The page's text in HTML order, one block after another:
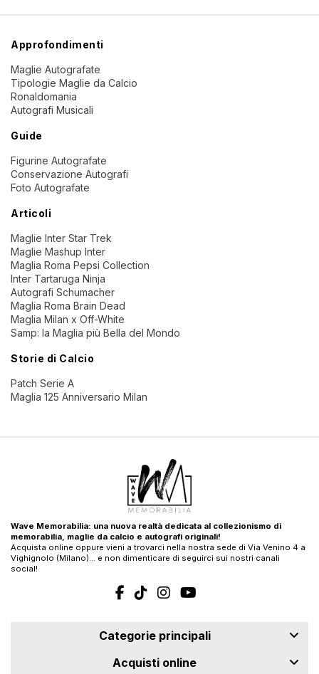
Approfondimenti
Maglie Autografate
Tipologie Maglie da Calcio
Ronaldomania
Autografi Musicali
Guide
Figurine Autografate
Conservazione Autografi
Foto Autografate
Articoli
Maglie Inter Star Trek
Maglie Mashup Inter
Maglia Roma Pepsi Collection
Inter Tartaruga Ninja
Autografi Schumacher
Maglia Roma Brain Dead
Maglia Milan x Off-White
Samp: la Maglia più Bella del Mondo
Storie di Calcio
Patch Serie A
Maglia 125 Anniversario Milan
Wave Memorabilia: una nuova realtà dedicata al collezionismo di
memorabilia, maglie da calcio e autografi originali!
Acquista online oppure vieni a trovarci nella nostra sede di Via Venino 4 a
Vighignolo (Milano)… e non dimenticare di seguirci sui nostri canali
social!
Categorie principali
Acquisti online